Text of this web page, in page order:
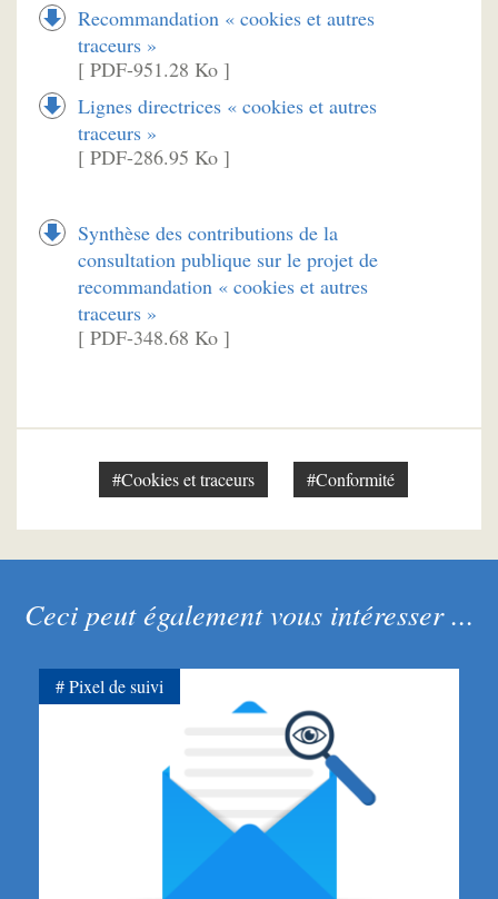
Recommandation « cookies et autres
traceurs »
[ PDF-951.28 Ko ]
Lignes directrices « cookies et autres
traceurs »
[ PDF-286.95 Ko ]
Synthèse des contributions de la
consultation publique sur le projet de
recommandation « cookies et autres
traceurs »
[ PDF-348.68 Ko ]
#Cookies et traceurs #Conformité
Ceci peut également vous intéresser ...
Pixel de suivi